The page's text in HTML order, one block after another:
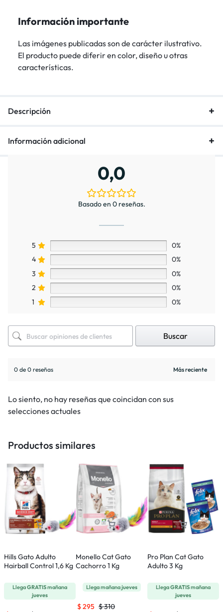
Información importante
Las imágenes publicadas son de carácter ilustrativo.
El producto puede diferir en color, diseño u otras
características.
Descripción
Información adicional
0,0
Basado en 0 reseñas.
5
0%
4
0%
3
0%
2
0%
1
0%
Buscar
0 de 0 reseñas
Lo siento, no hay reseñas que coincidan con sus
selecciones actuales
Productos similares
Hills Gato Adulto
Hairball Control 1,6 Kg
LlegaGRATISmañana
jueves
Monello Cat Gato
Cachorro 1 Kg
Llega mañanajueves
$310
$295
Pro Plan Cat Gato
Adulto 3 Kg
LlegaGRATISmañana
jueves